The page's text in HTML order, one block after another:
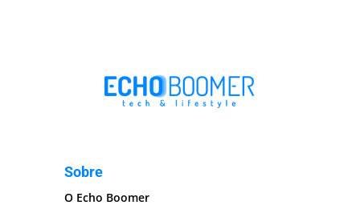
Sobre
O Echo Boomer